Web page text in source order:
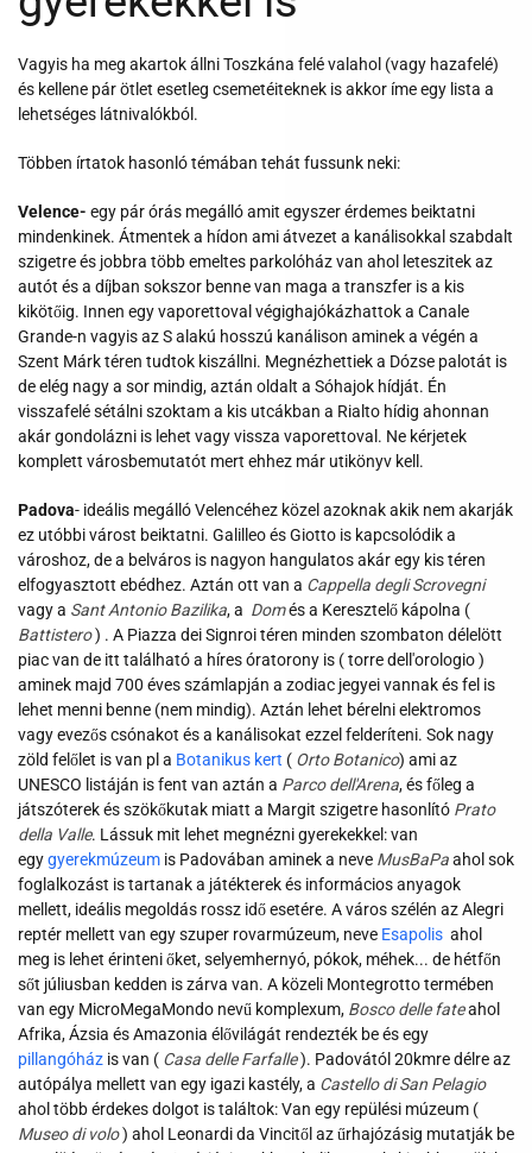
Vagyis ha meg akartok állni Toszkána felé valahol (vagy hazafelé)
és kellene pár ötlet esetleg csemetéiteknek is akkor íme egy lista a
lehetséges látnivalókból.
Többen írtatok hasonló témában tehát fussunk neki:
Velence- egy pár órás megálló amit egyszer érdemes beiktatni
mindenkinek. Átmentek a hídon ami átvezet a kanálisokkal szabdalt
szigetre és jobbra több emeltes parkolóház van ahol leteszitek az
autót és a díjban sokszor benne van maga a transzfer is a kis
kikötőig. Innen egy vaporettoval végighajókázhattok a Canale
Grande-n vagyis az S alakú hosszú kanálison aminek a végén a
Szent Márk téren tudtok kiszállni. Megnézhettiek a Dózse palotát is
de elég nagy a sor mindig, aztán oldalt a Sóhajok hídját. Én
visszafelé sétálni szoktam a kis utcákban a Rialto hídig ahonnan
akár gondolázni is lehet vagy vissza vaporettoval. Ne kérjetek
komplett városbemutatót mert ehhez már utikönyv kell.
Padova- ideális megálló Velencéhez közel azoknak akik nem akarják
ez utóbbi várost beiktatni. Galilleo és Giotto is kapcsolódik a
városhoz, de a belváros is nagyon hangulatos akár egy kis téren
elfogyasztott ebédhez. Aztán ott van a Cappella degli Scrovegni
vagy a Sant Antonio Bazilika, a Domés a Keresztelő kápolna (
Battistero) . A Piazza dei Signroi téren minden szombaton délelött
piac van de itt található a híres óratorony is ( torre dell'orologio )
aminek majd 700 éves számlapján a zodiac jegyei vannak és fel is
lehet menni benne (nem mindig). Aztán lehet bérelni elektromos
vagy evezős csónakot és a kanálisokat ezzel felderíteni. Sok nagy
zöld felőlet is van pl a Botanikus kert ( Orto Botanico) ami az
UNESCO listáján is fent van aztán a Parco dell'Arena, és főleg a
játszóterek és szökőkutak miatt a Margit szigetre hasonlító Prato
della Valle. Lássuk mit lehet megnézni gyerekekkel: van
egygyerekmúzeum is Padovában aminek a neve MusBaPaahol sok
foglalkozást is tartanak a játékterek és informácios anyagok
mellett, ideális megoldás rossz idő esetére. A város szélén az Alegri
reptér mellett van egy szuper rovarmúzeum, neve Esapolis ahol
meg is lehet érinteni őket, selyemhernyó, pókok, méhek... de hétfőn
sőt júliusban kedden is zárva van. A közeli Montegrotto termében
van egy MicroMegaMondo nevű komplexum, Bosco delle fateahol
Afrika, Ázsia és Amazonia élővilágát rendezték be és egy
pillangóház is van ( Casa delle Farfalle). Padovától 20kmre délre az
autópálya mellett van egy igazi kastély, a Castello di San Pelagio
ahol több érdekes dolgot is találtok: Van egy repülési múzeum (
Museo di volo) ahol Leonardi da Vincitől az űrhajózásig mutatják be